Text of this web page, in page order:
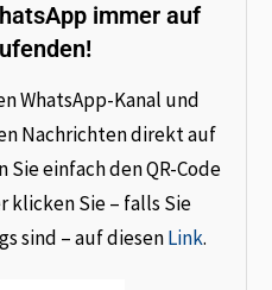
immer auf
WhatsApp-Kanal und
Nachrichten direkt auf
Sie einfach den QR-Code
klicken Sie – falls Sie
sind – auf diesenLink.